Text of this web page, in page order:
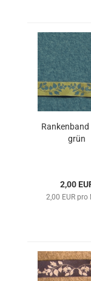
Rankenband
grün
2,00
2,00 EUR pro